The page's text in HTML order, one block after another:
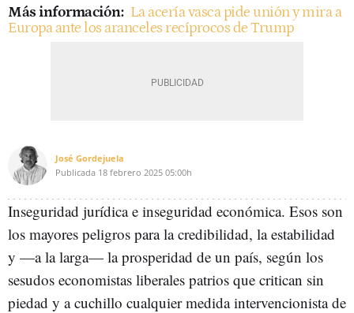
Más información: La acería vasca pide unión y mira a
Europa ante los aranceles recíprocos de Trump
José Gordejuela
Publicada 18 febrero 2025 05:00h
Inseguridad jurídica e inseguridad económica. Esos son
los mayores peligros para la credibilidad, la estabilidad
y —a la larga— la prosperidad de un país, según los
sesudos economistas liberales patrios que critican sin
piedad y a cuchillo cualquier medida intervencionista de